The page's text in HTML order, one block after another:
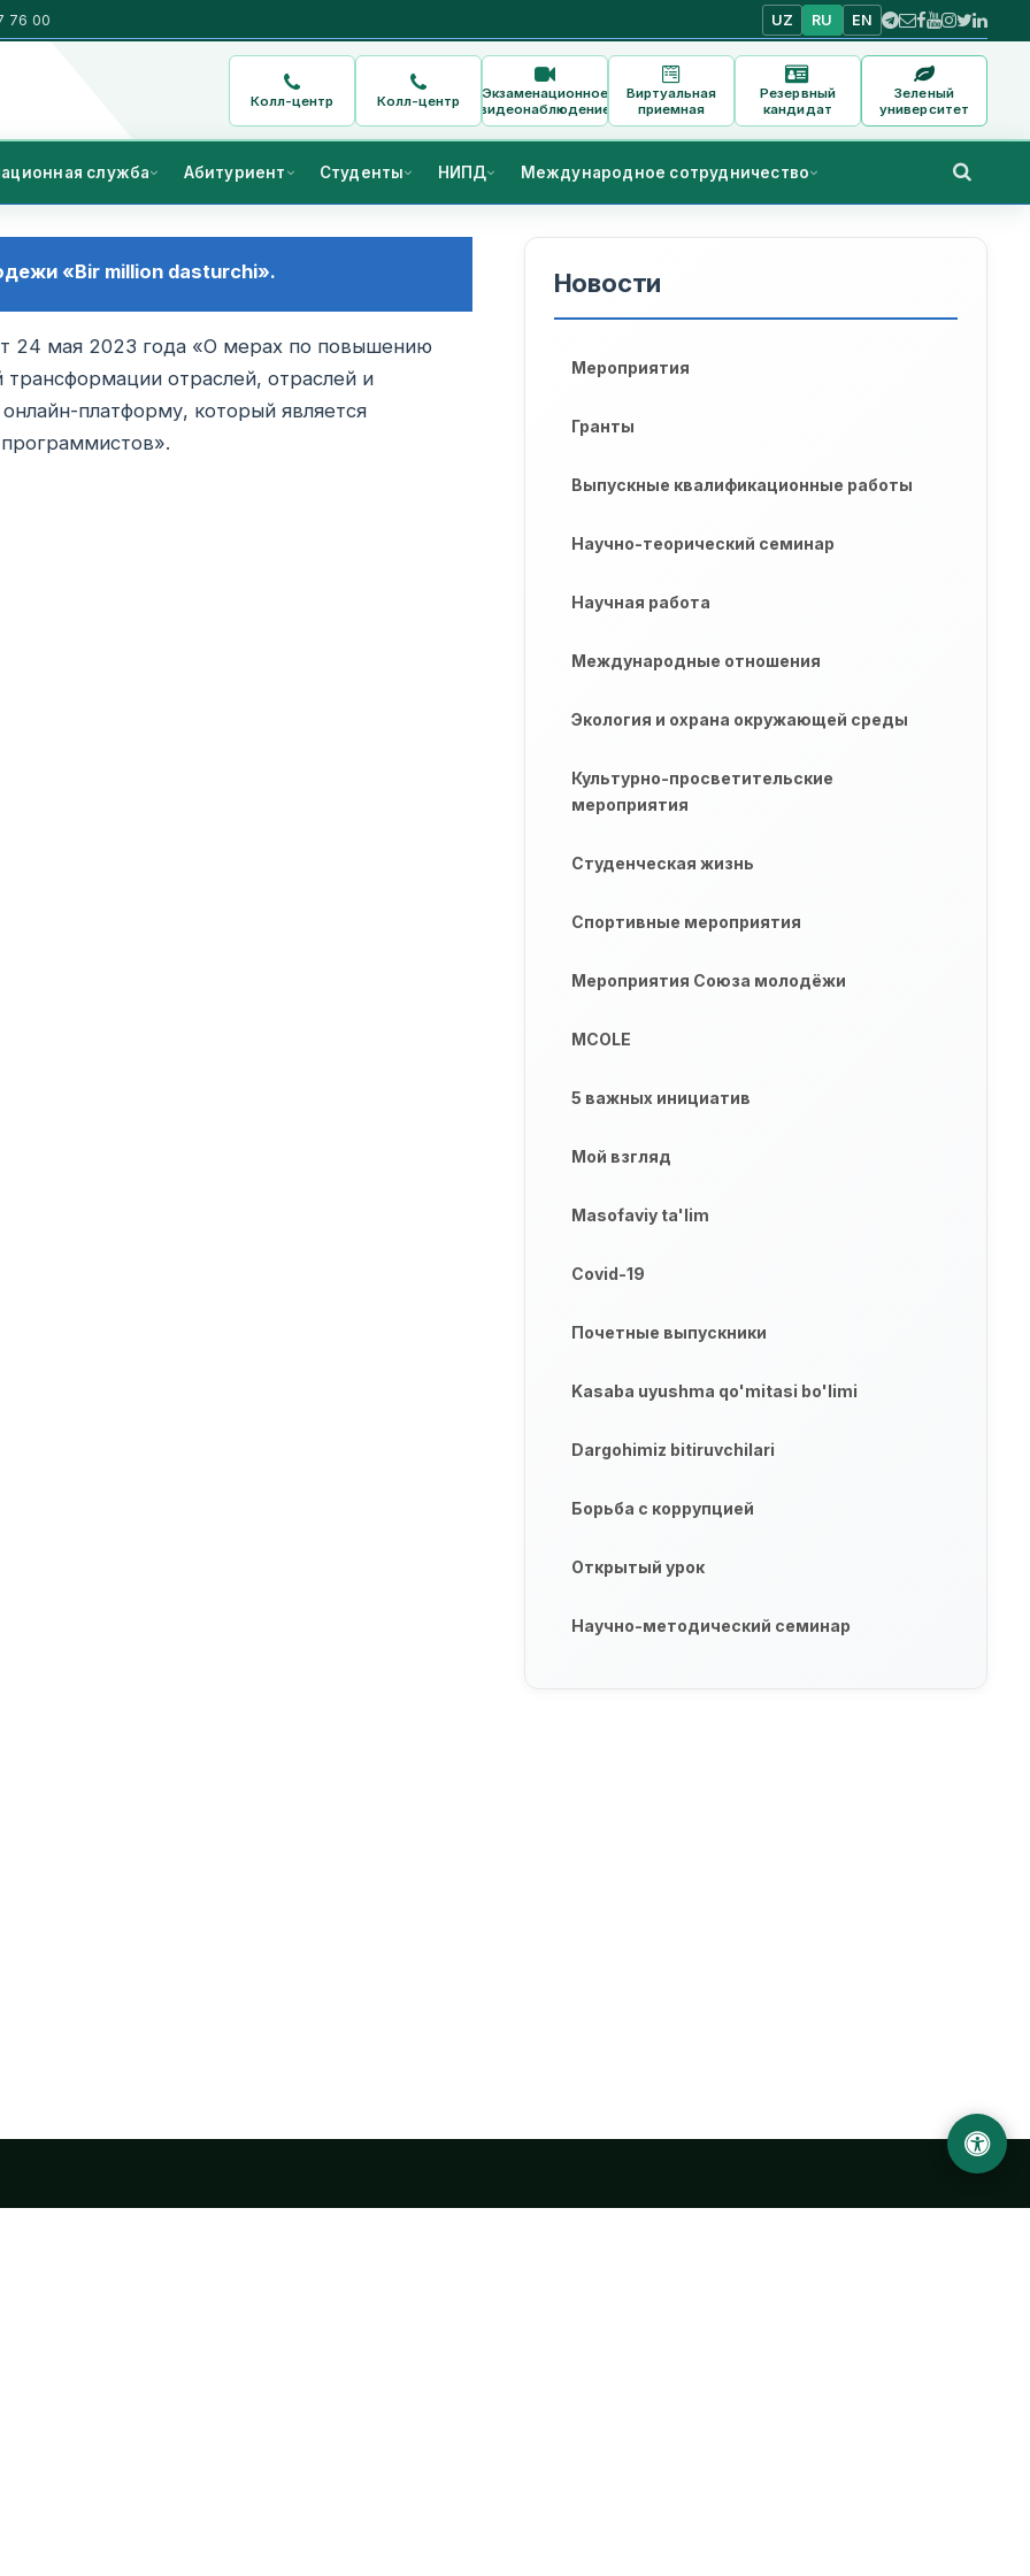
76 00 UZ RU EN
Колл-центр Колл-центр
Экзаменационное
видеонаблюдение
Виртуальная
приемная
Резервный
кандидат
Зеленый
университет
служба Абитуриент Студенты НИПД Международное сотрудничество
«Bir million dasturchi».
24 мая 2023 года «О мерах по повышению
отраслей, отраслей и
платформу, который является
Новости
Мероприятия
Гранты
Выпускные квалификационные работы
Научно-теорический семинар
Научная работа
Международные отношения
Экология и охрана окружающей среды
Культурно-просветительские
мероприятия
Студенческая жизнь
Спортивные мероприятия
Мероприятия Союза молодёжи
MCOLE
5 важных инициатив
Мой взгляд
Masofaviy ta'lim
Covid-19
Почетные выпускники
Kasaba uyushma qo'mitasi bo'limi
Dargohimiz bitiruvchilari
Борьба с коррупцией
Открытый урок
Научно-методический семинар